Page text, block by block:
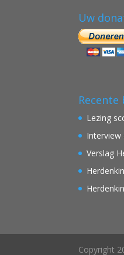
Uw
Lezing
Verslag
Copyright